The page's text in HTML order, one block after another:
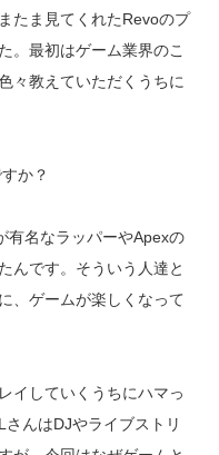
たま見てくれたRevoのプ
。最初はゲーム業界のこ
々教えていただくうちに
か？
有名なラッパーやApexの
んです。そういう人達と
、ゲームが楽しくなって
していくうちにハマっ
んはDJやライブストリ